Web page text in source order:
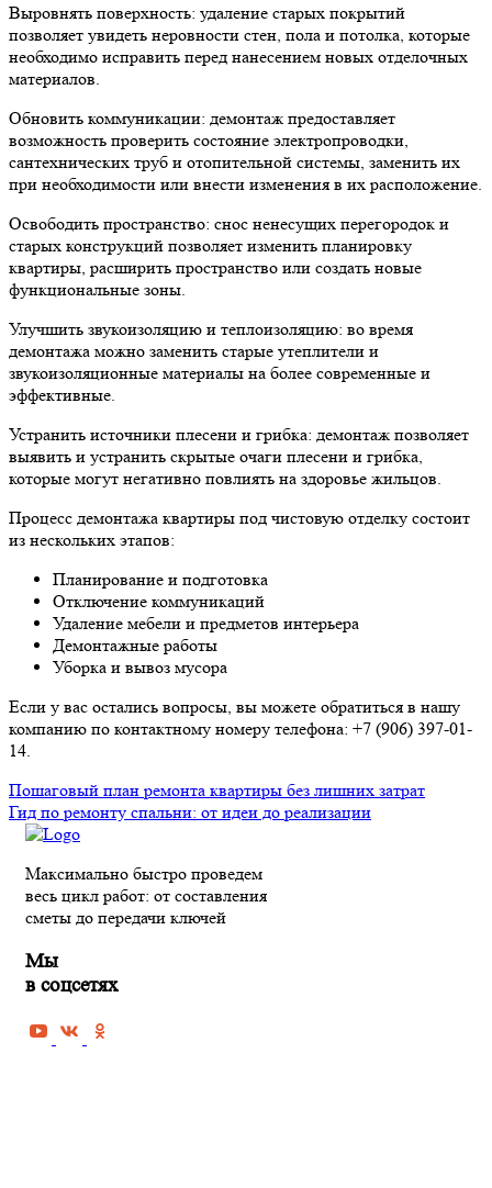
Выровнять поверхность: удаление старых покрытий
позволяет увидеть неровности стен, пола и потолка, которые
необходимо исправить перед нанесением новых отделочных
материалов.
Обновить коммуникации: демонтаж предоставляет
возможность проверить состояние электропроводки,
сантехнических труб и отопительной системы, заменить их
при необходимости или внести изменения в их расположение.
Освободить пространство: снос ненесущих перегородок и
старых конструкций позволяет изменить планировку
квартиры, расширить пространство или создать новые
функциональные зоны.
Улучшить звукоизоляцию и теплоизоляцию: во время
демонтажа можно заменить старые утеплители и
звукоизоляционные материалы на более современные и
эффективные.
Устранить источники плесени и грибка: демонтаж позволяет
выявить и устранить скрытые очаги плесени и грибка,
которые могут негативно повлиять на здоровье жильцов.
Процесс демонтажа квартиры под чистовую отделку состоит
из нескольких этапов:
Планирование и подготовка
Отключение коммуникаций
Удаление мебели и предметов интерьера
Демонтажные работы
Уборка и вывоз мусора
Если у вас остались вопросы, вы можете обратиться в нашу
компанию по контактному номеру телефона: +7 (906) 397-01-
14.
Пошаговый план ремонта квартиры без лишних затрат
Гид по ремонту спальни: от идеи до реализации
Максимально быстро проведем
весь цикл работ: от составления
сметы до передачи ключей
Мы
в соцсетях